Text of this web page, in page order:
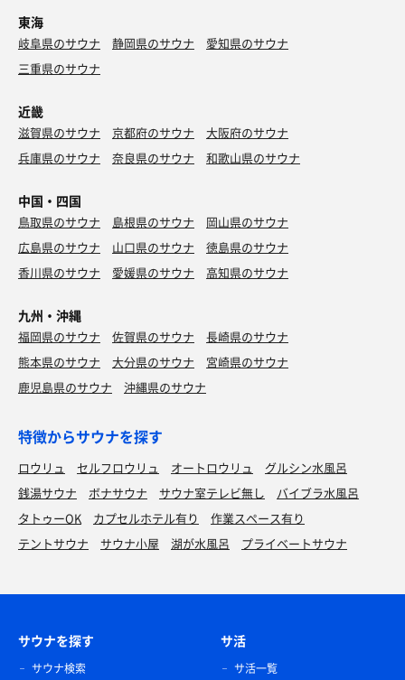
東海
岐阜県のサウナ 静岡県のサウナ
愛知県のサウナ
三重県のサウナ
近畿
滋賀県のサウナ 京都府のサウナ
大阪府のサウナ
兵庫県のサウナ
奈良県のサウナ 和歌山県のサウナ
中国・四国
鳥取県のサウナ 島根県のサウナ
岡山県のサウナ
広島県のサウナ
山口県のサウナ
徳島県のサウナ
香川県のサウナ
愛媛県のサウナ 高知県のサウナ
九州・沖縄
福岡県のサウナ 佐賀県のサウナ
長崎県のサウナ
熊本県のサウナ
大分県のサウナ
宮崎県のサウナ
鹿児島県のサウナ
沖縄県のサウナ
特徴からサウナを探す
ロウリュ セルフロウリュ オートロウリュ
グルシン水風呂
銭湯サウナ
ボナサウナ サウナ室テレビ無し
バイブラ水風呂
タトゥーOK
カプセルホテル有り
作業スペース有り
テントサウナ
サウナ小屋 湖が水風呂 プライベートサウナ
サウナを探す
サウナ検索
サ活
サ活一覧